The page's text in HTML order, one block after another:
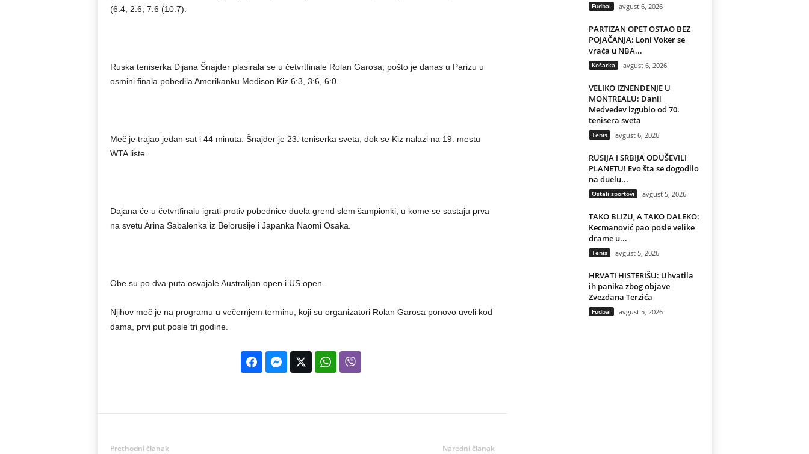
(6:4, 2:6, 7:6 (10:7).
Ruska teniserka Dijana Šnajder plasirala se u četvrtfinale Rolan Garosa, pošto je danas u Parizu u
osmini finala pobedila Amerikanku Medison Kiz 6:3, 3:6, 6:0.
Meč je trajao jedan sat i 44 minuta. Šnajder je 23. teniserka sveta, dok se Kiz nalazi na 19. mestu
WTA liste.
Dajana će u četvrtfinalu igrati protiv pobednice duela grend slem šampionki, u kome se sastaju prva
na svetu Arina Sabalenka iz Belorusije i Japanka Naomi Osaka.
Obe su po dva puta osvajale Australijan open i US open.
Njihov meč je na programu u večernjem terminu, koji su organizatori Rolan Garosa ponovo uveli kod
dama, prvi put posle tri godine.
Prethodni članak Naredni članak
Fudbal avgust 6, 2026
PARTIZAN OPET OSTAO BEZ
POJAČANJA: Loni Voker se
vraća u NBA...
Košarka avgust 6, 2026
VELIKO IZNENĐENJE U
MONTREALU: Danil
Medvedev izgubio od 70.
tenisera sveta
Tenis avgust 6, 2026
RUSIJA I SRBIJA ODUŠEVILI
PLANETU! Evo šta se dogodilo
na duelu...
Ostali sportovi avgust 5, 2026
TAKO BLIZU, A TAKO DALEKO:
Kecmanović pao posle velike
drame u...
Tenis avgust 5, 2026
HRVATI HISTERIŠU: Uhvatila
ih panika zbog objave
Zvezdana Terzića
Fudbal avgust 5, 2026